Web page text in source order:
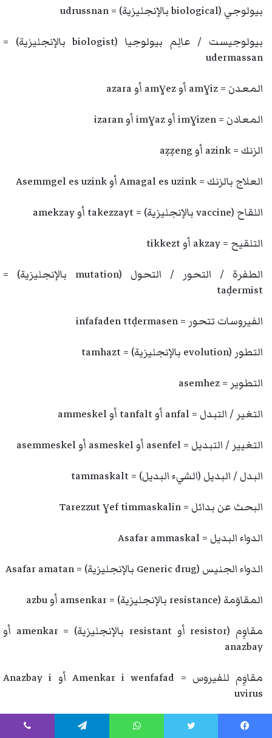
بيولوجي (biological بالإنجليزية) = udrussnan
بيولوجيست / عالِم بيولوجيا (biologist بالإنجليزية) =
udermassan
المعدن = amɣiz أو amɣez أو azara
المعادن = imɣizen أو imɣaz أو izaran
الزنك = azink أو aẓẓeng
العلاج بالزنك = Amagal es uzink أو Asemmgel es uzink
اللقاح (vaccine بالإنجليزية) = takezzayt أو amekzay
التلقيح = akzay أو tikkezt
الطفرة / التحور / التحول (mutation بالإنجليزية) =
taḍermist
الفيروسات تتحور = infafaden ttḍermasen
التطور (evolution بالإنجليزية) = tamhazt
التطوير = asemhez
التغير / التبدل = anfal أو tanfalt أو ammeskel
التغيير / التبديل = asenfel أو asmeskel أو asemmeskel
البدل / البديل (الشيء البديل) = tammaskalt
البحث عن بدائل = Tarezzut ɣef timmaskalin
الدواء البديل = Asafar ammaskal
الدواء الجنيس (Generic drug بالإنجليزية) = Asafar amatan
المقاوَمة (resistance بالإنجليزية) = amsenkar أو azbu
مقاوِم (resistor أو resistant بالإنجليزية) = amenkar أو
anazbay
مقاوِم للفيروس = Amenkar i wenfafad أو Anazbay i
uvirus
مُرَكَّب / مصنوع / مصطنع (synthetic بالإنجليزية) = imelẓi